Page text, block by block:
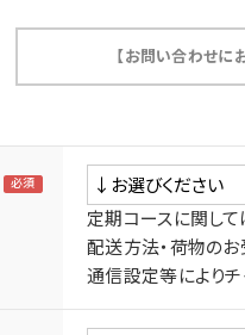
【お問い合わせに
定期コースに関して
配送方法・荷物の
通信設定等によりチ